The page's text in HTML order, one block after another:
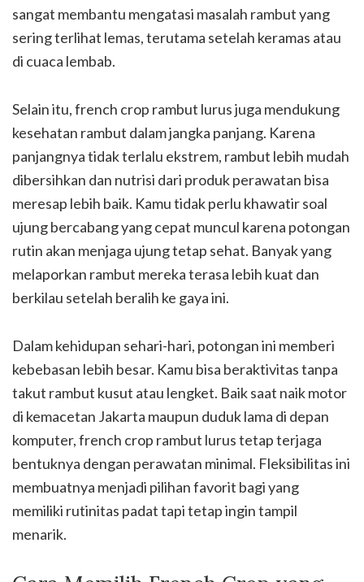
sangat membantu mengatasi masalah rambut yang
sering terlihat lemas, terutama setelah keramas atau
di cuaca lembab.
Selain itu, french crop rambut lurus juga mendukung
kesehatan rambut dalam jangka panjang. Karena
panjangnya tidak terlalu ekstrem, rambut lebih mudah
dibersihkan dan nutrisi dari produk perawatan bisa
meresap lebih baik. Kamu tidak perlu khawatir soal
ujung bercabang yang cepat muncul karena potongan
rutin akan menjaga ujung tetap sehat. Banyak yang
melaporkan rambut mereka terasa lebih kuat dan
berkilau setelah beralih ke gaya ini.
Dalam kehidupan sehari-hari, potongan ini memberi
kebebasan lebih besar. Kamu bisa beraktivitas tanpa
takut rambut kusut atau lengket. Baik saat naik motor
di kemacetan Jakarta maupun duduk lama di depan
komputer, french crop rambut lurus tetap terjaga
bentuknya dengan perawatan minimal. Fleksibilitas ini
membuatnya menjadi pilihan favorit bagi yang
memiliki rutinitas padat tapi tetap ingin tampil
menarik.